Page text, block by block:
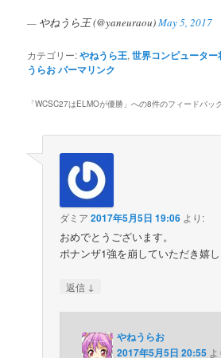
— やねうら王 (@yaneuraou)May 5, 2017
カテゴリー:やねうら王,世界コンピュータ
うらおパーマリンク
「WCSC27はELMOが優勝 」への8件のフィードバック
ダミア 2017年5月5日 19:06 より:
おめでとうございます。
ポナンザ1強を崩していただき嬉し
返信 ↓
やねうらお
2017年5月5日 20:55